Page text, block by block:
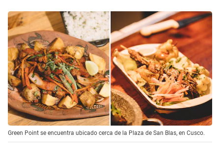
Green Point se encuentra ubicado cerca de la Plaza de San Blas, en Cusco.